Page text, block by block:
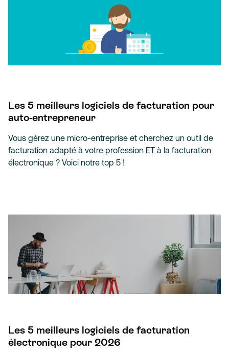
Les 5 meilleurs logiciels de facturation pour
auto-entrepreneur
Vous gérez une micro-entreprise et cherchez un outil de
facturation adapté à votre profession ET à la facturation
électronique ? Voici notre top 5 !
Les 5 meilleurs logiciels de facturation
électronique pour 2026